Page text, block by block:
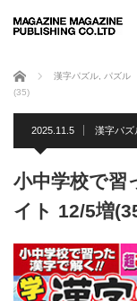
ホーム 漢字パズル パズル
(35)
2025.11.5 漢字パズ
小中学校で習
イト 12/5増